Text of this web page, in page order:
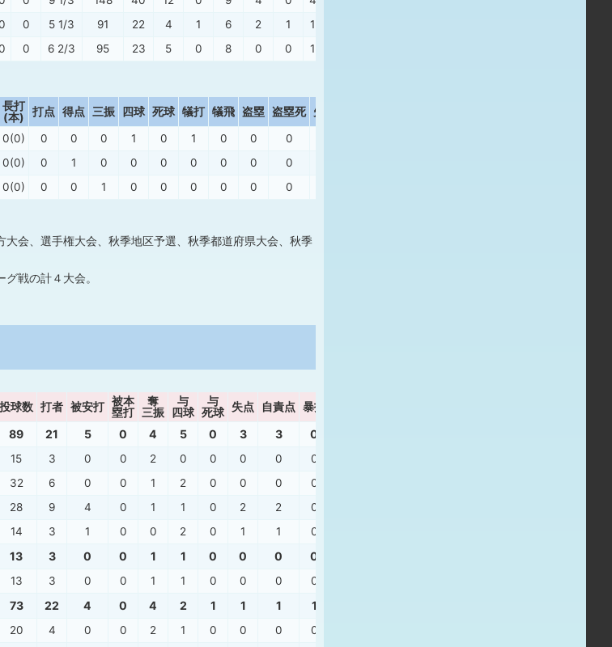
0 5 1/3 91 22 4 1 6 2 1 1
0 6 2/3 95 23 5 0 8 0 0 1
長打
(本)
打点 得点 三振 四球 死球 犠打 犠飛 盗塁 盗塁死 失策
0(0) 0 0 0 1 0 1 0 0 0
0(0) 0 1 0 0 0 0 0 0 0
0(0) 0 0 1 0 0 0 0 0 0
会、選手権大会、秋季地区予選、秋季都道府県大会、秋季
戦の計４大会。
投球数 打者 被安打 被本
塁打
奪
三振
与
四球
与
死球
失点 自責点 暴投
89 21 5 0 4 5 0 3 3 0
15 3 0 0 2 0 0 0 0 0
32 6 0 0 1 2 0 0 0 0
28 9 4 0 1 1 0 2 2 0
14 3 1 0 0 2 0 1 1 0
13 3 0 0 1 1 0 0 0 0
13 3 0 0 1 1 0 0 0 0
73 22 4 0 4 2 1 1 1 1
20 4 0 0 2 1 0 0 0 0